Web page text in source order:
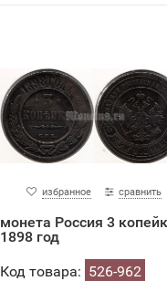
избранное сравнить
монета Россия 3
1898 год
Код товара: 526-962